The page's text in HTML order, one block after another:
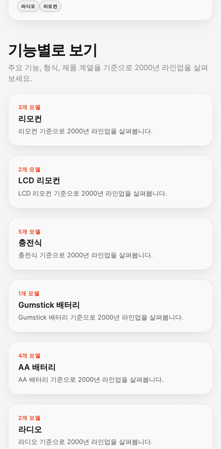
라디오 리모컨
기능별로 보기
주요 기능, 형식, 제품 계열을 기준으로 2000년 라인업을 살펴
보세요.
3개 모델
리모컨
리모컨 기준으로 2000년 라인업을 살펴봅니다.
2개 모델
LCD 리모컨
LCD 리모컨 기준으로 2000년 라인업을 살펴봅니다.
5개 모델
충전식
충전식 기준으로 2000년 라인업을 살펴봅니다.
1개 모델
Gumstick 배터리
Gumstick 배터리 기준으로 2000년 라인업을 살펴봅니다.
4개 모델
AA 배터리
AA 배터리 기준으로 2000년 라인업을 살펴봅니다.
2개 모델
라디오
라디오 기준으로 2000년 라인업을 살펴봅니다.